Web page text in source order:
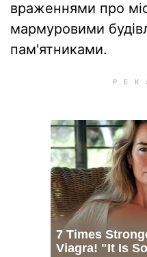
враженнями про
мармуровими
пам'ятниками.